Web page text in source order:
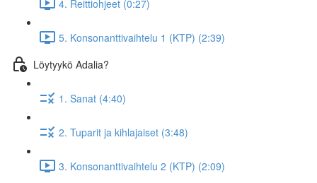
4. Reittiohjeet (0:27)
5. Konsonanttivaihtelu 1 (KTP) (2:39)
Löytyykö Adalia?
1. Sanat (4:40)
2. Tuparit ja kihlajaiset (3:48)
3. Konsonanttivaihtelu 2 (KTP) (2:09)